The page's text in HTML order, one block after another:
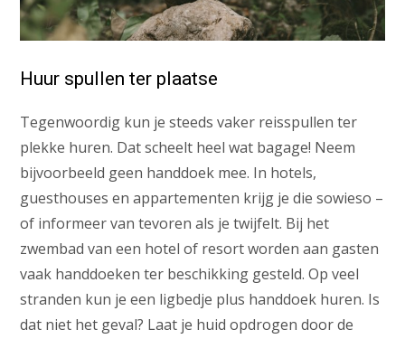
Huur spullen ter plaatse
Tegenwoordig kun je steeds vaker reisspullen ter
plekke huren. Dat scheelt heel wat bagage! Neem
bijvoorbeeld geen handdoek mee. In hotels,
guesthouses en appartementen krijg je die sowieso –
of informeer van tevoren als je twijfelt. Bij het
zwembad van een hotel of resort worden aan gasten
vaak handdoeken ter beschikking gesteld. Op veel
stranden kun je een ligbedje plus handdoek huren. Is
dat niet het geval? Laat je huid opdrogen door de